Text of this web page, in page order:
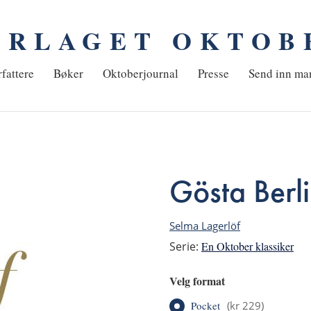
Bøker Oktoberjournal Presse Send inn
Gösta
Selma Lagerlöf
Serie: En Oktober klassiker
Velg format
Pocket (kr 229)